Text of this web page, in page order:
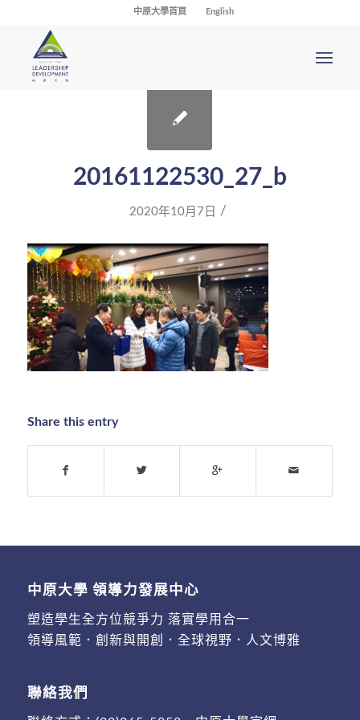
中原大學首頁 English
20161122530_27_b
2020年10月7日 /
Share this entry
中原大學 領導力發展中心
塑造學生全方位競爭力 落實學用合一
領導風範．創新與開創．全球視野．人文博雅
聯絡我們